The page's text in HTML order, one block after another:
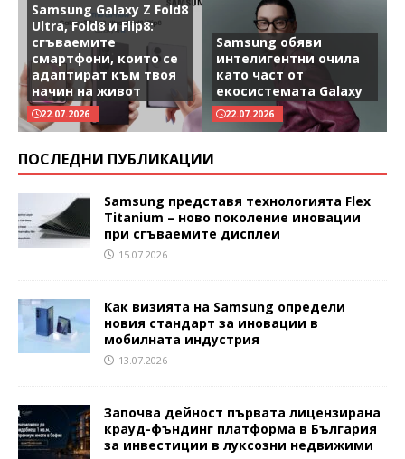
Samsung Galaxy Z Fold8
Ultra, Fold8 и Flip8:
сгъваемите
смартфони, които се
адаптират към твоя
начин на живот
22.07.2026
Samsung обяви
интелигентни очила
като част от
екосистемата Galaxy
22.07.2026
ПОСЛЕДНИ ПУБЛИКАЦИИ
Samsung представя технологията Flex
Titanium – ново поколение иновации
при сгъваемите дисплеи
15.07.2026
Как визията на Samsung определи
новия стандарт за иновации в
мобилната индустрия
13.07.2026
Започва дейност първата лицензирана
крауд-фъндинг платформа в България
за инвестиции в луксозни недвижими